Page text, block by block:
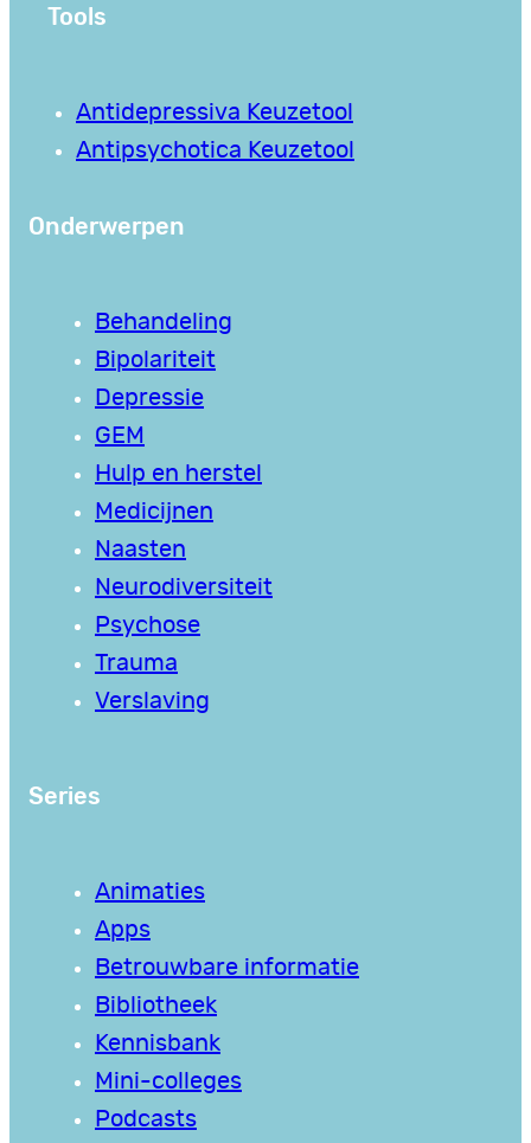
Tools
Antidepressiva Keuzetool
Antipsychotica Keuzetool
Onderwerpen
Behandeling
Bipolariteit
Depressie
GEM
Hulp en herstel
Medicijnen
Naasten
Neurodiversiteit
Psychose
Trauma
Verslaving
Series
Animaties
Apps
Betrouwbare informatie
Bibliotheek
Kennisbank
Mini-colleges
Podcasts